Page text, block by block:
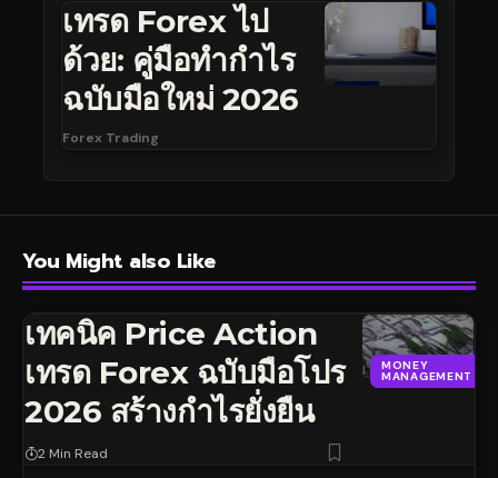
เทรด Forex ไป
ด้วย: คู่มือทำกำไร
ฉบับมือใหม่ 2026
Forex Trading
You Might also Like
MONEY
MANAGEMENT
เทคนิค Price Action
เทรด Forex ฉบับมือโปร
2026 สร้างกำไรยั่งยืน
2 Min Read